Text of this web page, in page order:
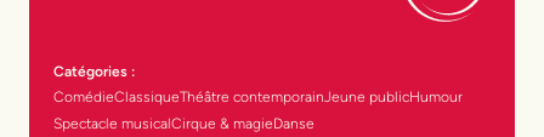
Catégories :
ComédieClassiqueThéâtre contemporainJeune publicHumour
Spectacle musicalCirque & magieDanse